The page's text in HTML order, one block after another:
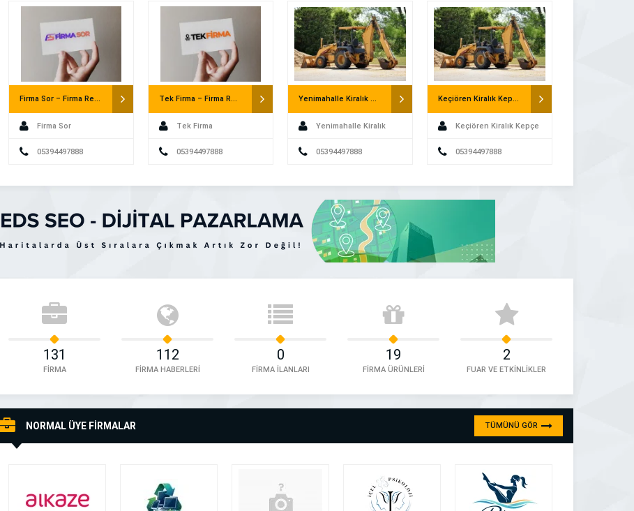
Mahkemesine dava açılamaz. Ayrıca usulüne
göre yürürlüğe […]
Firma Sor – Firma Rehberi
Firma Sor
05394497888
Tek Firma – Firma Rehberi
Tek Firma
05394497888
Yenimahalle Kiralık Kepçe – Saatlik Kepçe
Yenimahalle Kiralık
Kepçe - Saatlik Kepçe
05394497888
Keçiören Kiralık Kepçe – Saatlik Kepçe
Keçiören Kiralık Kepçe
- Saatlik Kepçe
05394497888
131
FİRMA
112
FİRMA HABERLERİ
0
FİRMA İLANLARI
19
FİRMA ÜRÜNLERİ
2
FUAR VE ETKİNLİKLER
NORMAL ÜYE FİRMALAR TÜMÜNÜ GÖR